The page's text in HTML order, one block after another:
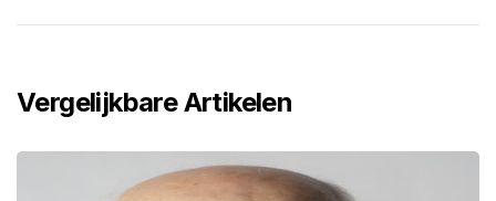
Vergelijkbare Artikelen